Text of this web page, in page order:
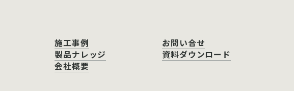
施工事例
製品ナレッジ
会社概要
お問い合せ
資料ダウンロード